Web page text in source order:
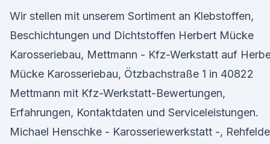
Wir stellen mit unserem Sortiment an Klebstoffen,
Beschichtungen und Dichtstoffen Herbert Mücke
Karosseriebau, Mettmann - Kfz-Werkstatt auf
Mücke Karosseriebau, Ötzbachstraße 1 in 40822
Mettmann mit Kfz-Werkstatt-Bewertungen,
Erfahrungen, Kontaktdaten und Serviceleistungen.
Michael Henschke - Karosseriewerkstatt -,